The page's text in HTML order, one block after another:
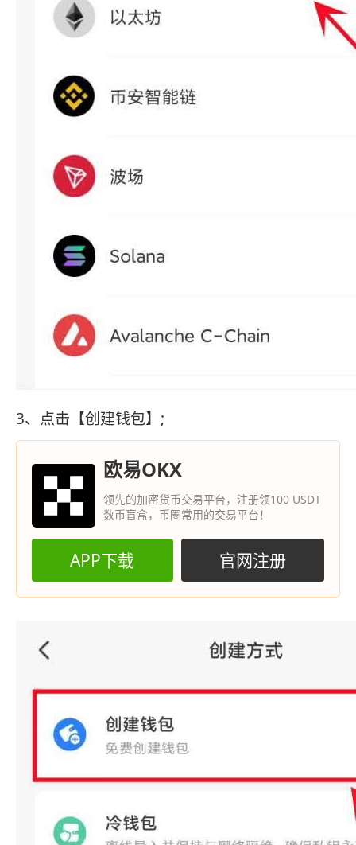
3、点击【创建钱包】;
欧易OKX
领先的加密货币交易平台，注册领100 USDT
数币盲盒，币圈常用的交易平台！
APP下载 官网注册